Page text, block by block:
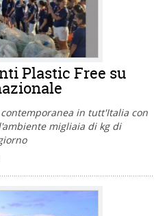
Plastic Free su
in tutt'Italia con
migliaia di kg di